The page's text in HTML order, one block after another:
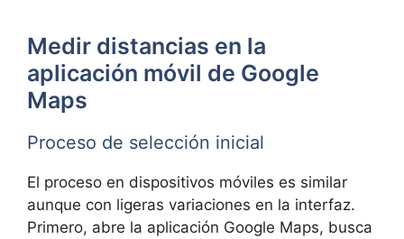
Medir distancias en la
aplicación móvil de Google
Maps
Proceso de selección inicial
El proceso en dispositivos móviles es similar
aunque con ligeras variaciones en la interfaz.
Primero, abre la aplicación Google Maps, busca